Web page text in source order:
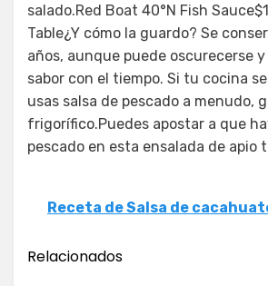
salado.Red Boat 40°N Fish
Table¿Y cómo la guardo? Se
años, aunque puede oscurecerse
sabor con el tiempo. Si tu cocina
usas salsa de pescado a menudo,
frigorífico.Puedes apostar a que
pescado en esta ensalada de apio
Receta de Salsa de
Relacionados